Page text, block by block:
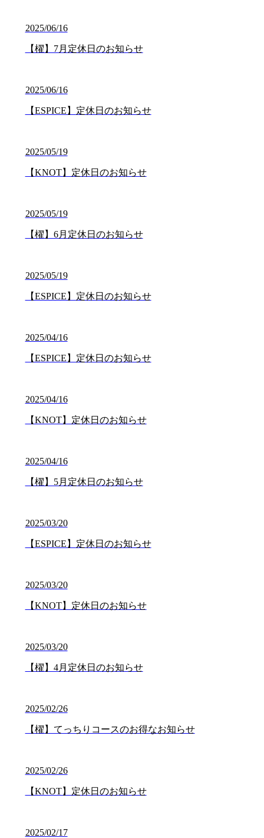
2025/06/16
【櫂】7月定休日のお知らせ
2025/06/16
【ESPICE】定休日のお知らせ
2025/05/19
【KNOT】定休日のお知らせ
2025/05/19
【櫂】6月定休日のお知らせ
2025/05/19
【ESPICE】定休日のお知らせ
2025/04/16
【ESPICE】定休日のお知らせ
2025/04/16
【KNOT】定休日のお知らせ
2025/04/16
【櫂】5月定休日のお知らせ
2025/03/20
【ESPICE】定休日のお知らせ
2025/03/20
【KNOT】定休日のお知らせ
2025/03/20
【櫂】4月定休日のお知らせ
2025/02/26
【櫂】てっちりコースのお得なお知らせ
2025/02/26
【KNOT】定休日のお知らせ
2025/02/17